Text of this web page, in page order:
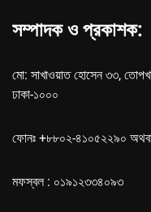
সম্পাদক ও প্রকাশক:
মো: সাখাওয়াত হোসেন ৩৩,
ঢাকা-১০০০
ফোনঃ +৮৮০২-৪১০৫২২৯০
মফস্বল : ০১৯১২৩৩৪০৯৩